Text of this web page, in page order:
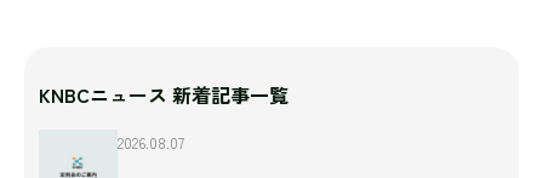
KNBCニュース 新着記事一覧
2026.08.07